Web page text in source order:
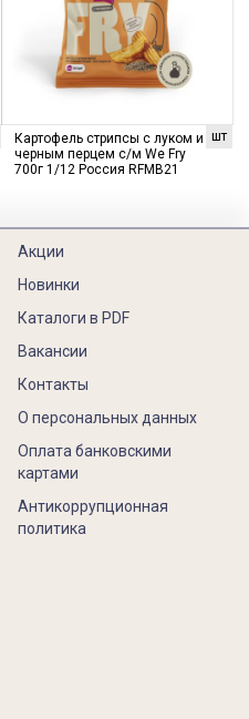
шт
Картофель стрипсы с луком и
черным перцем с/м We Fry
700г 1/12 Россия RFMB21
Акции
Новинки
Каталоги в PDF
Вакансии
Контакты
О персональных данных
Оплата банковскими
картами
Антикоррупционная
политика